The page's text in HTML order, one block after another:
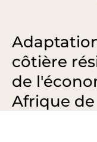
côtière
de
Afrique